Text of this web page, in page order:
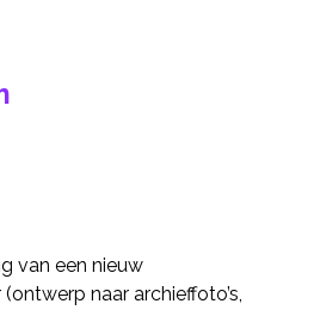
van een nieuw
naar archieffoto’s,